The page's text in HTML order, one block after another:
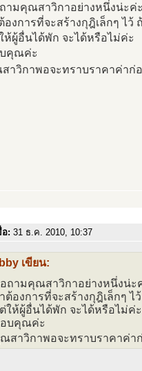
ามคุณสาวิกาอย่างหนึ่งน่ะค่
องการที่จะสร้างกุฎิเล็กๆ ไว้
ห้ผู้อื่นได้พัก จะได้หรือไม่ค่ะ
คุณค่ะ
าวิกาพอจะทราบราคาค่าก่
อ: 31 ธ.ค. 2010, 10:37
เขียน:
ถามคุณสาวิกาอย่างหนึ่งน่ะ
ต้องการที่จะสร้างกุฎิเล็กๆ ไ
ให้ผู้อื่นได้พัก จะได้หรือไม่ค่ะ
บคุณค่ะ
สาวิกาพอจะทราบราคาค่า